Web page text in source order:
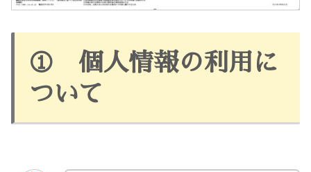
① 個人情報の利用に
ついて